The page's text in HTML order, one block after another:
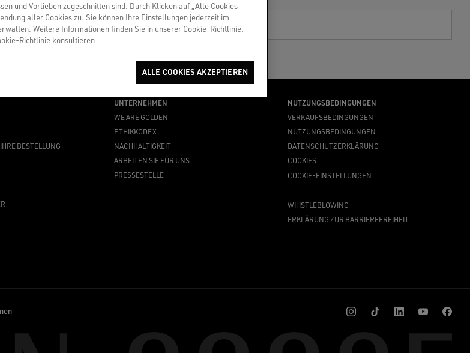
Ihre e-mail-Adresse
BESTELLUNG
UNTERNEHMEN
WE ARE GOLDEN
ETHIKKODEX
NACHHALTIGKEIT
ARBEITEN SIE FÜR UNS
PRESSESTELLE
NUTZUNGSBEDINGUNGEN
VERKAUFSBEDINGUNGEN
NUTZUNGSBEDINGUNGEN
DATENSCHUTZERKLÄRUNG
COOKIES
COOKIE-EINSTELLUNGEN
WHISTLEBLOWING
ERKLÄRUNG ZUR BARRIEREFREIHEIT
und Vorlieben zugeschnitten sind. Durch Klicken auf „Alle Cookies
aller Cookies zu. Sie können Ihre Einstellungen jederzeit im
Weitere Informationen finden Sie in unserer Cookie-Richtlinie.
Richtlinie konsultieren
ALLE COOKIES AKZEPTIEREN